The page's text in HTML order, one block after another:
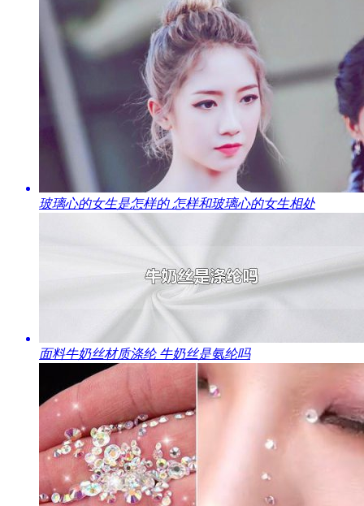
​玻璃心的女生是怎样的 怎样和玻璃心的女生相处
​面料牛奶丝材质涤纶 牛奶丝是氨纶吗